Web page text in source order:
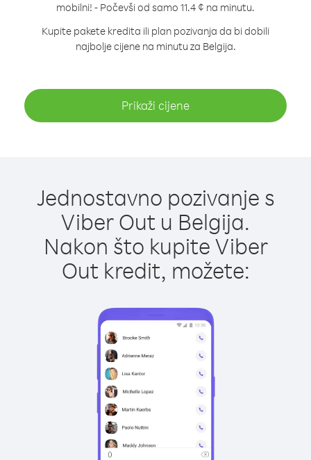
mobilni! - Počevši od samo 11.4 ¢ na minutu.
Kupite pakete kredita ili plan pozivanja da bi dobili
najbolje cijene na minutu za Belgija.
Prikaži cijene
Jednostavno pozivanje s
Viber Out u Belgija.
Nakon što kupite Viber
Out kredit, možete: